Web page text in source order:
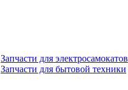
Запчасти для электросамокатов
Запчасти для бытовой техники